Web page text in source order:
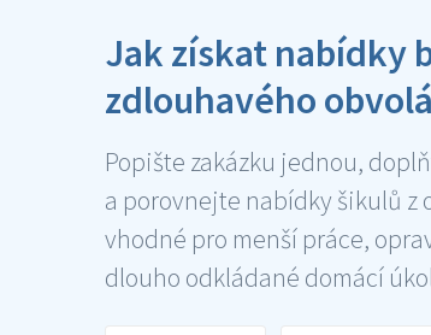
Jak získat nabídky
zdlouhavého
Popište zakázku jednou,
a porovnejte nabídky šikulů z
vhodné pro menší práce,
dlouho odkládané domácí